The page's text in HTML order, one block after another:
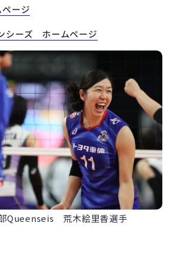
ージ
シーズ ホームページ
Queenseis 荒木絵里香選手